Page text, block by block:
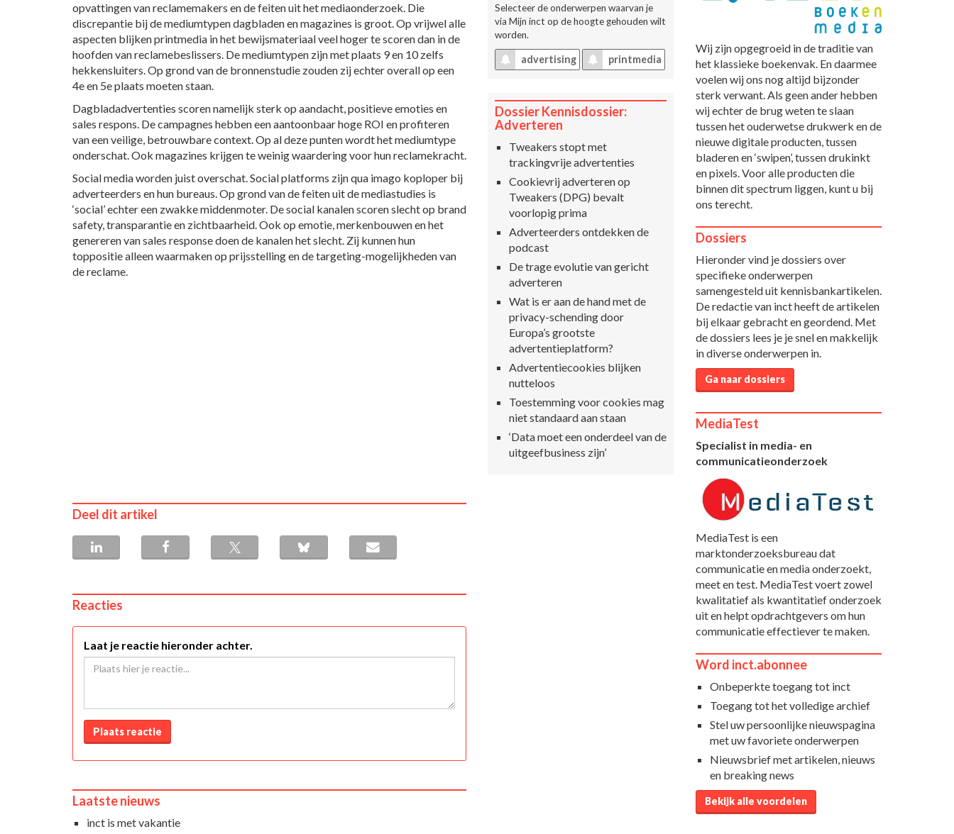
opvattingen van reclamemakers en de feiten uit het mediaonderzoek. Die
discrepantie bij de mediumtypen dagbladen en magazines is groot. Op vrijwel alle
aspecten blijken printmedia in het bewijsmateriaal veel hoger te scoren dan in de
hoofden van reclamebeslissers. De mediumtypen zijn met plaats 9 en 10 zelfs
hekkensluiters. Op grond van de bronnenstudie zouden zij echter overall op een
4e en 5e plaats moeten staan.
Dagbladadvertenties scoren namelijk sterk op aandacht, positieve emoties en
sales respons. De campagnes hebben een aantoonbaar hoge ROI en profiteren
van een veilige, betrouwbare context. Op al deze punten wordt het mediumtype
onderschat. Ook magazines krijgen te weinig waardering voor hun reclamekracht.
Social media worden juist overschat. Social platforms zijn qua imago koploper bij
adverteerders en hun bureaus. Op grond van de feiten uit de mediastudies is
‘social’ echter een zwakke middenmoter. De social kanalen scoren slecht op brand
safety, transparantie en zichtbaarheid. Ook op emotie, merkenbouwen en het
genereren van sales response doen de kanalen het slecht. Zij kunnen hun
toppositie alleen waarmaken op prijsstelling en de targeting-mogelijkheden van
de reclame.
Selecteer de onderwerpen waarvan je
via Mijn inct op de hoogte gehouden wilt
worden.
advertising printmedia
Dossier Kennisdossier:
Adverteren
Tweakers stopt met
trackingvrije advertenties
Cookievrij adverteren op
Tweakers (DPG) bevalt
voorlopig prima
Adverteerders ontdekken de
podcast
De trage evolutie van gericht
adverteren
Wat is er aan de hand met de
privacy-schending door
Europa’s grootste
advertentieplatform?
Advertentiecookies blijken
nutteloos
Toestemming voor cookies mag
niet standaard aan staan
‘Data moet een onderdeel van de
uitgeefbusiness zijn’
Deel dit artikel
Reacties
Laat je reactie hieronder achter.
Plaats reactie
Laatste nieuws
inct is met vakantie
Wij zijn opgegroeid in de traditie van
het klassieke boekenvak. En daarmee
voelen wij ons nog altijd bijzonder
sterk verwant. Als geen ander hebben
wij echter de brug weten te slaan
tussen het ouderwetse drukwerk en de
nieuwe digitale producten, tussen
bladeren en ‘swipen’, tussen drukinkt
en pixels. Voor alle producten die
binnen dit spectrum liggen, kunt u bij
ons terecht.
Dossiers
Hieronder vind je dossiers over
specifieke onderwerpen
samengesteld uit kennisbankartikelen.
De redactie van inct heeft de artikelen
bij elkaar gebracht en geordend. Met
de dossiers lees je je snel en makkelijk
in diverse onderwerpen in.
Ga naar dossiers
MediaTest
Specialist in media- en
communicatieonderzoek
MediaTest is een
marktonderzoeksbureau dat
communicatie en media onderzoekt,
meet en test. MediaTest voert zowel
kwalitatief als kwantitatief onderzoek
uit en helpt opdrachtgevers om hun
communicatie effectiever te maken.
Word inct.abonnee
Onbeperkte toegang tot inct
Toegang tot het volledige archief
Stel uw persoonlijke nieuwspagina
met uw favoriete onderwerpen
Nieuwsbrief met artikelen, nieuws
en breaking news
Bekijk alle voordelen